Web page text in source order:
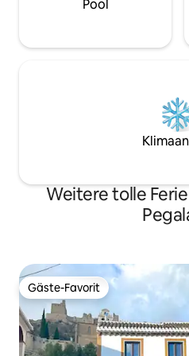
Pool
Weitere tolle
Gäste-Favorit
Gäste-Favorit